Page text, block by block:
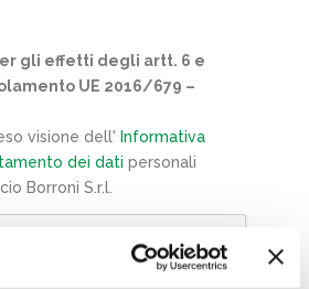
gli effetti degli artt. 6 e
UE 2016/679 –
visione dell' Informativa
dei dati personali
Borroni S.r.l.